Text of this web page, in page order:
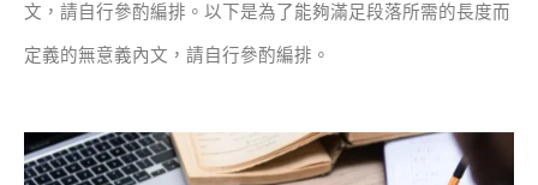
文，請自行參酌編排。 以下是為了能夠滿足段落所需的長度而
定義的無意義內文，請自行參酌編排。